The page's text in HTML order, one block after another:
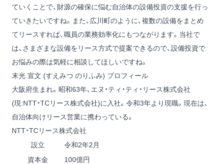
ていくことで、財源の確保に悩む自治体の設備投資の支援を行っ
ていきたいですね。また、広川町のように、複数の設備をまとめ
てリースすれば、職員の業務効率化にもつながります。当社で
は、さまざまな設備をリース方式で提案できるので、設備投資で
お悩みの際は気軽に相談してほしいですね。
末光 宣文 (すえみつ のりふみ) プロフィール
大阪府生まれ。昭和63年、エヌ・ティ・ティ・リース株式会社
(現:NTT・TCリース株式会社)に入社。令和3年より現職。現在は、
自治体向けリース営業に携わっている。
NTT・TCリース株式会社
設立
令和2年2月
資本金
100億円